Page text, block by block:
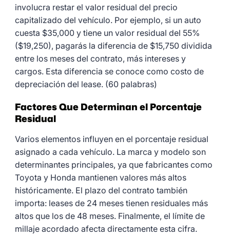
involucra restar el valor residual del precio
capitalizado del vehículo. Por ejemplo, si un auto
cuesta $35,000 y tiene un valor residual del 55%
($19,250), pagarás la diferencia de $15,750 dividida
entre los meses del contrato, más intereses y
cargos. Esta diferencia se conoce como costo de
depreciación del lease. (60 palabras)
Factores Que Determinan el Porcentaje
Residual
Varios elementos influyen en el porcentaje residual
asignado a cada vehículo. La marca y modelo son
determinantes principales, ya que fabricantes como
Toyota y Honda mantienen valores más altos
históricamente. El plazo del contrato también
importa: leases de 24 meses tienen residuales más
altos que los de 48 meses. Finalmente, el límite de
millaje acordado afecta directamente esta cifra.